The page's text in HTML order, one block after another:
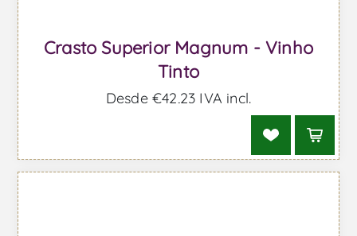
Crasto Superior Magnum - Vinho
Tinto
Desde €42,23 IVA incl.